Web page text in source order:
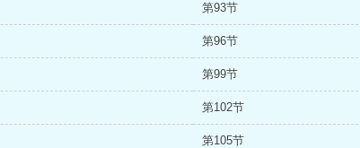
第93节
第96节
第99节
第102节
第105节